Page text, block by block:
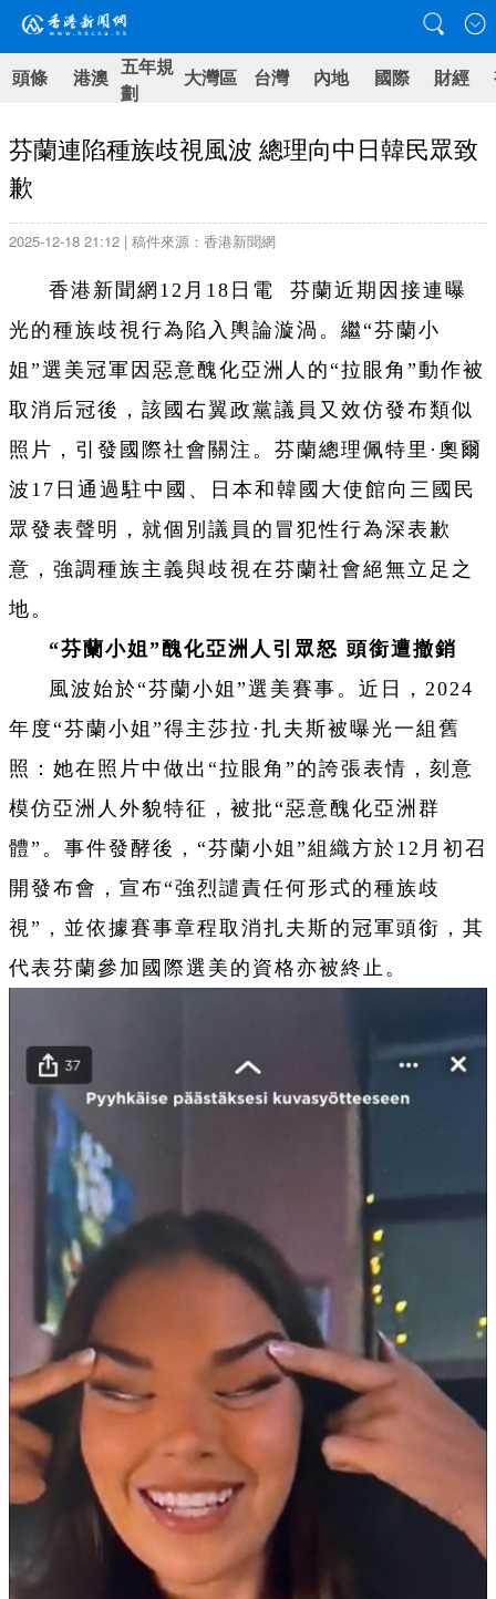
頭條 港澳 五年規
劃
大灣區 台灣 內地 國際 財經
芬蘭連陷種族歧視風波 總理向中日韓民眾致
歉
2025-12-18 21:12 | 稿件來源：香港新聞網
香港新聞網12月18日電 芬蘭近期因接連曝
光的種族歧視行為陷入輿論漩渦。繼“芬蘭小
姐”選美冠軍因惡意醜化亞洲人的“拉眼角”動作被
取消后冠後，該國右翼政黨議員又效仿發布類似
照片，引發國際社會關注。芬蘭總理佩特里·奧爾
波17日通過駐中國、日本和韓國大使館向三國民
眾發表聲明，就個別議員的冒犯性行為深表歉
意，強調種族主義與歧視在芬蘭社會絕無立足之
地。
“芬蘭小姐”醜化亞洲人引眾怒 頭銜遭撤銷
風波始於“芬蘭小姐”選美賽事。近日，2024
年度“芬蘭小姐”得主莎拉·扎夫斯被曝光一組舊
照：她在照片中做出“拉眼角”的誇張表情，刻意
模仿亞洲人外貌特征，被批“惡意醜化亞洲群
體”。事件發酵後，“芬蘭小姐”組織方於12月初召
開發布會，宣布“強烈譴責任何形式的種族歧
視”，並依據賽事章程取消扎夫斯的冠軍頭銜，其
代表芬蘭參加國際選美的資格亦被終止。